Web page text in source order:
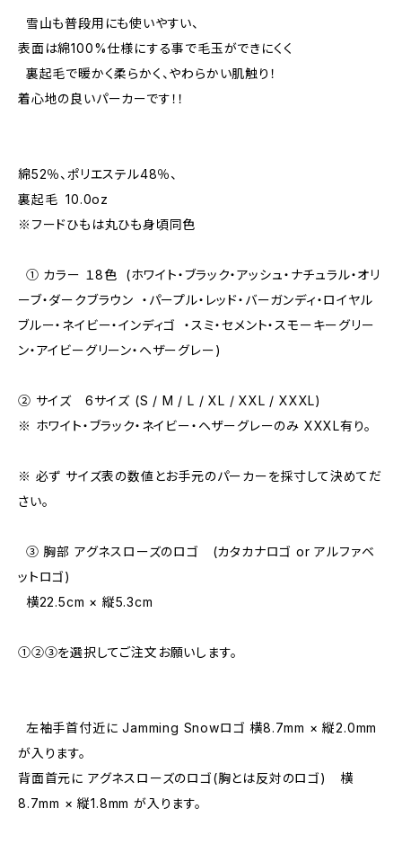
雪山も普段用にも使いやすい、
表面は綿100%仕様にする事で毛玉ができにくく
裏起毛で暖かく柔らかく、やわらかい肌触り！
着心地の良いパーカーです！！
綿52％、ポリエステル48％、
裏起毛 10.0oz
※フードひもは丸ひも身頃同色
① カラー １8色 (ホワイト・ブラック・アッシュ・ナチュラル・オリ
ーブ・ダークブラウン ・パープル・レッド・バーガンディ・ロイヤル
ブルー・ネイビー・インディゴ ・スミ・セメント・スモーキーグリー
ン・アイビーグリーン・ヘザーグレー)
② サイズ 6サイズ (S / M / L / XL / XXL / XXXL)
※ ホワイト・ブラック・ネイビー・ヘザーグレーのみ XXXL有り。
※ 必ず サイズ表の数値とお手元のパーカーを採寸して決めてだ
さい。
③ 胸部 アグネスローズのロゴ (カタカナロゴ or アルファベ
ットロゴ)
横22.5cm × 縦5.3cm
①②③を選択してご注文お願いします。
左袖手首付近に Jamming Snowロゴ 横8.7mm × 縦2.0mm
が入ります。
背面首元に アグネスローズのロゴ(胸とは反対のロゴ) 横
8.7mm × 縦1.8mm が入ります。